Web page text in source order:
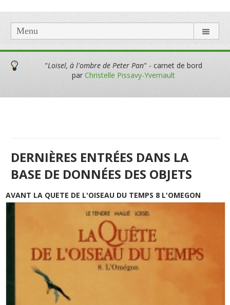
Menu
"Loisel, à l'ombre de Peter Pan" - carnet de bord
par Christelle Pissavy-Yvernault
DERNIÈRES ENTRÉES DANS LA
BASE DE DONNÉES DES OBJETS
AVANT LA QUETE DE L'OISEAU DU TEMPS 8 L'OMEGON